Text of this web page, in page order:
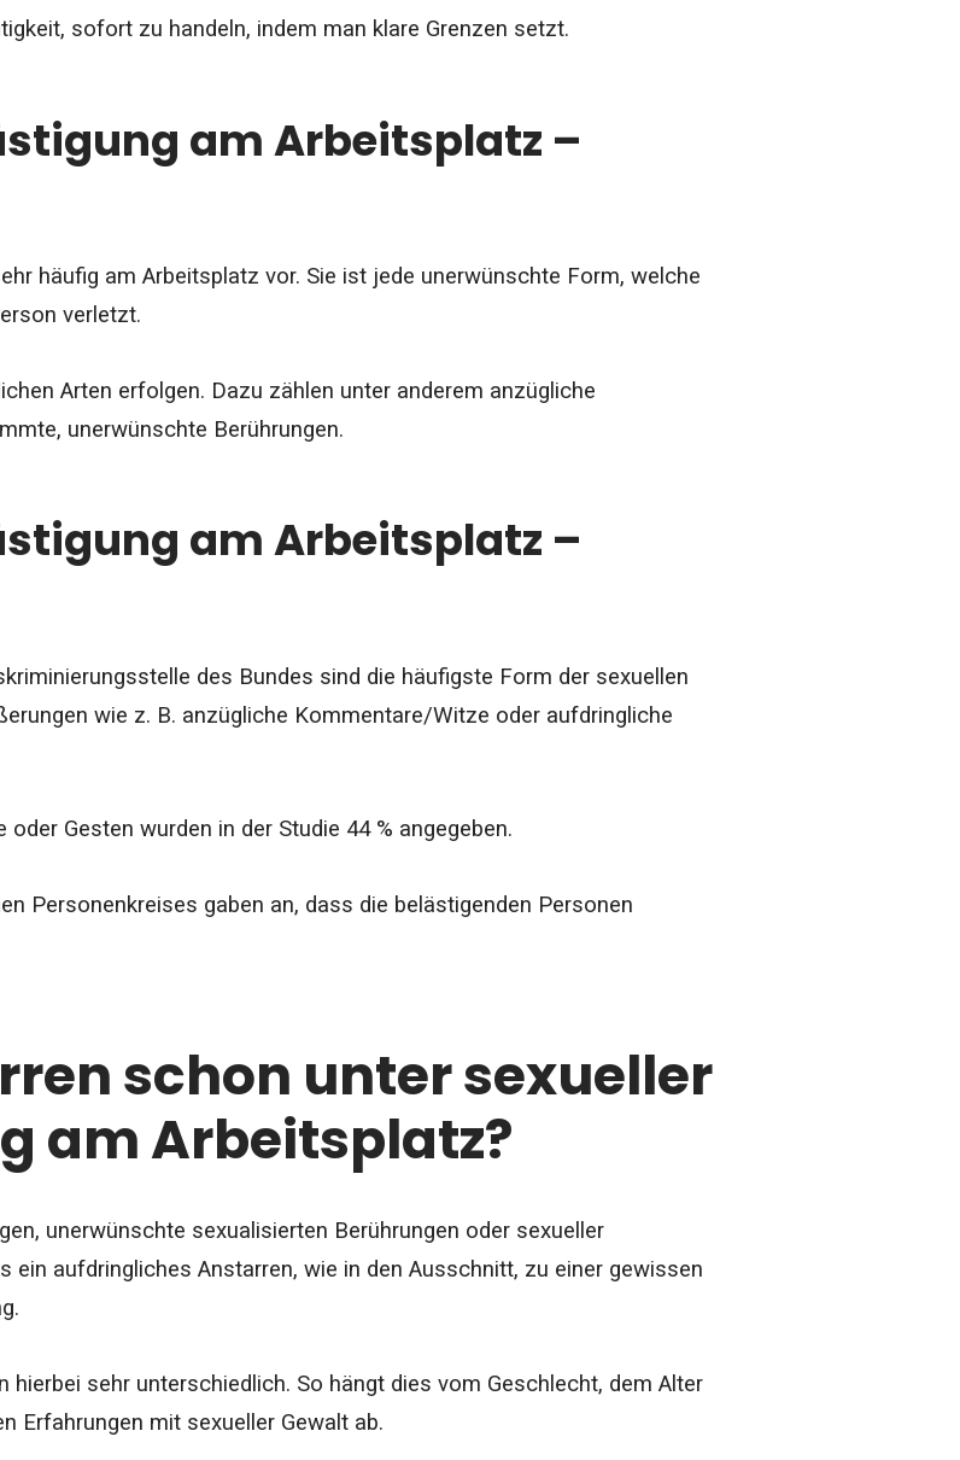
sofort zu handeln, indem man klare Grenzen setzt.
am Arbeitsplatz –
häufig am Arbeitsplatz vor. Sie ist jede unerwünschte Form, welche
verletzt.
Arten erfolgen. Dazu zählen unter anderem anzügliche
unerwünschte Berührungen.
am Arbeitsplatz –
des Bundes sind die häufigste Form der sexuellen
wie z. B. anzügliche Kommentare/Witze oder aufdringliche
Gesten wurden in der Studie 44 % angegeben.
Personenkreises gaben an, dass die belästigenden Personen
schon unter sexueller
am Arbeitsplatz?
unerwünschte sexualisierten Berührungen oder sexueller
ein aufdringliches Anstarren, wie in den Ausschnitt, zu einer gewissen
hierbei sehr unterschiedlich. So hängt dies vom Geschlecht, dem Alter
Erfahrungen mit sexueller Gewalt ab.